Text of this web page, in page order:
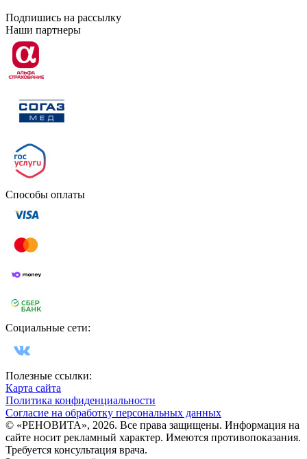
Подпишись на рассылку
Наши партнеры
Способы оплаты
Социальные сети:
Полезные ссылки:
Карта сайта
Политика конфиденциальности
Согласие на обработку персональных данных
© «РЕНОВИТА», 2026. Все права защищены. Информация на
сайте носит рекламный характер. Имеются противопоказания.
Требуется консультация врача.